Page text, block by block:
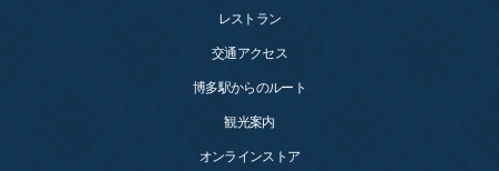
レストラン
交通アクセス
博多駅からのルート
観光案内
オンラインストア